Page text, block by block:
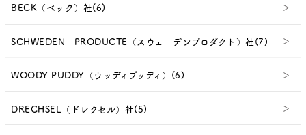
BECK（ベック）社(6)
SCHWEDEN PRODUCTE（スウェ―デンプロダクト）社(7)
WOODY PUDDY（ウッディプッディ）(6)
DRECHSEL（ドレクセル）社(5)